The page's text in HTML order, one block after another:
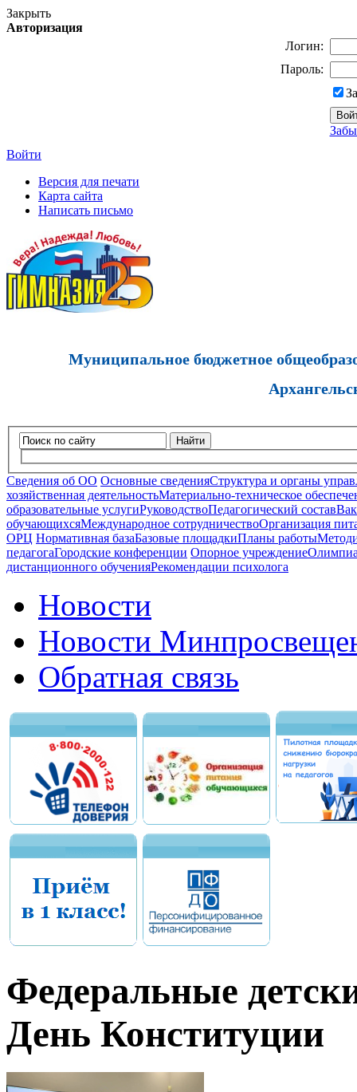
Закрыть
Авторизация
Логин:
Пароль:
Войти
Версия для печати
Карта сайта
Написать письмо
Муниципальное бюджетное
Найти
Сведения об ОО Основные сведенияСтруктура и органы
хозяйственная деятельностьМатериально-техническое
образовательные услугиРуководствоПедагогический состав
обучающихсяМеждународное сотрудничествоОрганизация
ОРЦ Нормативная базаБазовые площадкиПланы работы
педагогаГородские конференции Опорное учреждение
дистанционного обученияРекомендации психолога
Новости
Новости
Обратная связь
Федеральные
День Конституции